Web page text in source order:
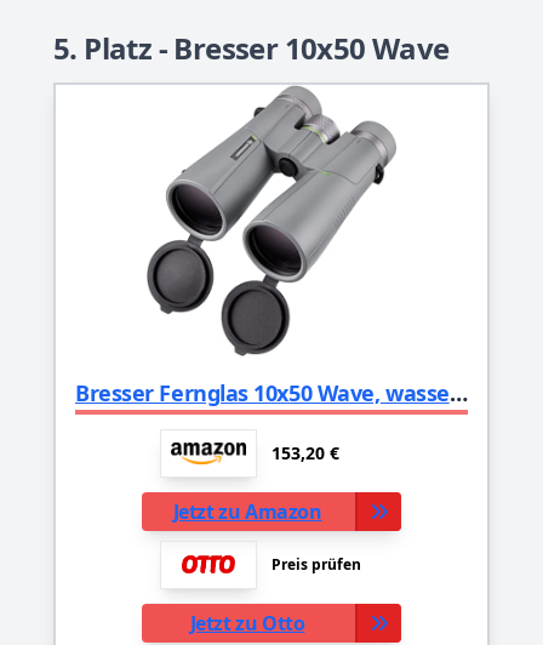
5. Platz - Bresser 10x50 Wave
Bresser Fernglas 10x50 Wave, wasserdicht, mit BaK-4-Glas, UR-Vergütung und Brillenträgerokularen, geeignet für den Einsatz in der Dämmerung und Astronomie, 1331050, Grau
153,20 €
Jetzt zu Amazon
Preis prüfen
Jetzt zu Otto